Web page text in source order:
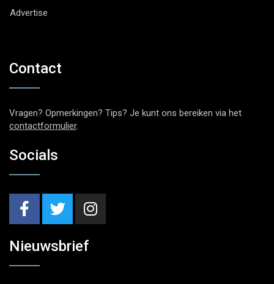
Advertise
Contact
Vragen? Opmerkingen? Tips? Je kunt ons bereiken via het
contactformulier.
Socials
Nieuwsbrief